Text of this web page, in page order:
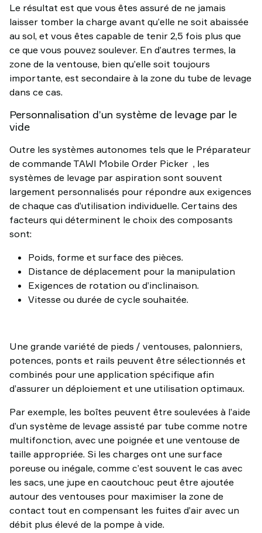
Le résultat est que vous êtes assuré de ne jamais
laisser tomber la charge avant qu’elle ne soit abaissée
au sol, et vous êtes capable de tenir 2,5 fois plus que
ce que vous pouvez soulever. En d’autres termes, la
zone de la ventouse, bien qu’elle soit toujours
importante, est secondaire à la zone du tube de levage
dans ce cas.
Personnalisation d’un système de levage par le
vide
Outre les systèmes autonomes tels que le Préparateur
de commande TAWI Mobile Order Picker , les
systèmes de levage par aspiration sont souvent
largement personnalisés pour répondre aux exigences
de chaque cas d’utilisation individuelle. Certains des
facteurs qui déterminent le choix des composants
sont:
Poids, forme et surface des pièces.
Distance de déplacement pour la manipulation
Exigences de rotation ou d’inclinaison.
Vitesse ou durée de cycle souhaitée.
Une grande variété de pieds / ventouses, palonniers,
potences, ponts et rails peuvent être sélectionnés et
combinés pour une application spécifique afin
d’assurer un déploiement et une utilisation optimaux.
Par exemple, les boîtes peuvent être soulevées à l’aide
d’un système de levage assisté par tube comme notre
multifonction, avec une poignée et une ventouse de
taille appropriée. Si les charges ont une surface
poreuse ou inégale, comme c’est souvent le cas avec
les sacs, une jupe en caoutchouc peut être ajoutée
autour des ventouses pour maximiser la zone de
contact tout en compensant les fuites d’air avec un
débit plus élevé de la pompe à vide.